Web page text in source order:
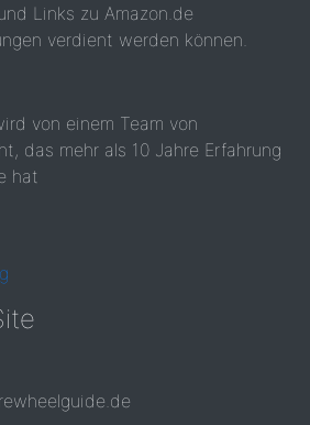
Links zu Amazon.de
verdient werden können.
von einem Team von
das mehr als 10 Jahre Erfahrung
hat